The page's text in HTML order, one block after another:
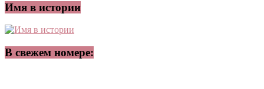
Имя в истории
В свежем номере: